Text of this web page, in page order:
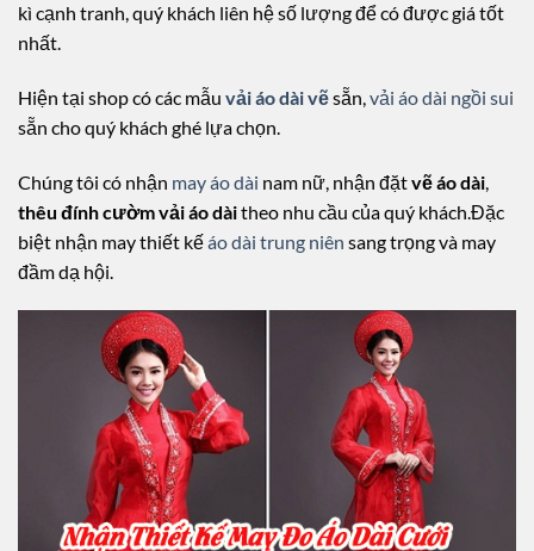
kì cạnh tranh, quý khách liên hệ số lượng để có được giá tốt
nhất.
Hiện tại shop có các mẫu vải áo dài vẽsẵn,vải áo dài ngồi sui
sẵn cho quý khách ghé lựa chọn.
Chúng tôi có nhận may áo dài nam nữ, nhận đặtvẽ áo dài
thêu đính cườm vải áo dàitheo nhu cầu của quý khách.Đặc
biệt nhận may thiết kếáo dài trung niên sang trọng và may
đầm dạ hội.